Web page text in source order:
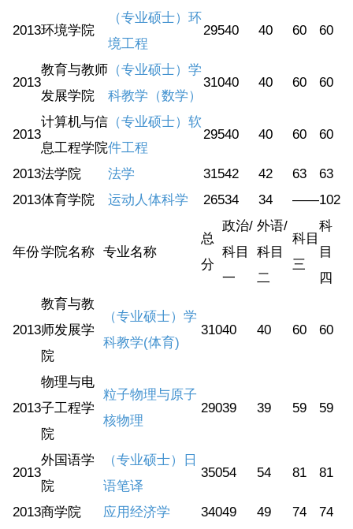
2013环境学院
（专业硕士）环
境工程
29540 40 60 60
2013
教育与教师
发展学院
（专业硕士）学
科教学（数学）
31040 40 60 60
2013
计算机与信
息工程学院
（专业硕士）软
件工程
29540 40 60 60
2013法学院 法学 31542 42 63
63
2013体育学院 运动人体科学 26534 34 ——102
年份学院名称 专业名称
总
分
政治/
科目
一
外语/
科目
二
科目
三
科
目
四
2013
教育与教
师发展学
院
（专业硕士）学
科教学(体育)
31040 40 60 60
2013
物理与电
子工程学
院
粒子物理与原子
核物理
29039 39 59 59
2013
外国语学
院
（专业硕士）日
语笔译
35054 54 81 81
2013商学院 应用经济学 34049 49 74 74